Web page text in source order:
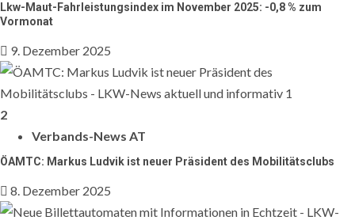
Lkw-Maut-Fahrleistungsindex im November 2025: -0,8 % zum
Vormonat
9. Dezember 2025
2
Verbands-News AT
ÖAMTC: Markus Ludvik ist neuer Präsident des Mobilitätsclubs
8. Dezember 2025